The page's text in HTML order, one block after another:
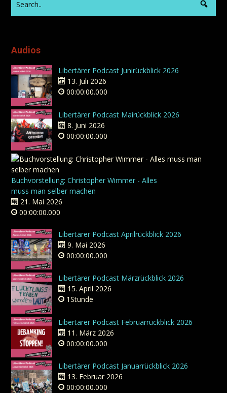
Audios
Libertärer Podcast Junirückblick 2026
13. Juli 2026
00:00:00.000
Libertärer Podcast Mairückblick 2026
8. Juni 2026
00:00:00.000
Buchvorstellung: Christopher Wimmer - Alles
muss man selber machen
21. Mai 2026
00:00:00.000
Libertärer Podcast Aprilrückblick 2026
9. Mai 2026
00:00:00.000
Libertärer Podcast Märzrückblick 2026
15. April 2026
1Stunde
Libertärer Podcast Februarrückblick 2026
11. März 2026
00:00:00.000
Libertärer Podcast Januarrückblick 2026
13. Februar 2026
00:00:00.000